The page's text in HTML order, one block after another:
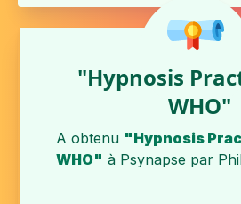
"Hypnosis
WHO"
A obtenu "Hypnosis
WHO" à Psynapse par